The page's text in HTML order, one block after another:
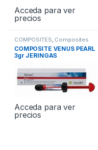
Acceda para ver
precios
COMPOSITES Composites
COMPOSITE VENUS PEARL
3gr JERINGAS
Acceda para ver
precios